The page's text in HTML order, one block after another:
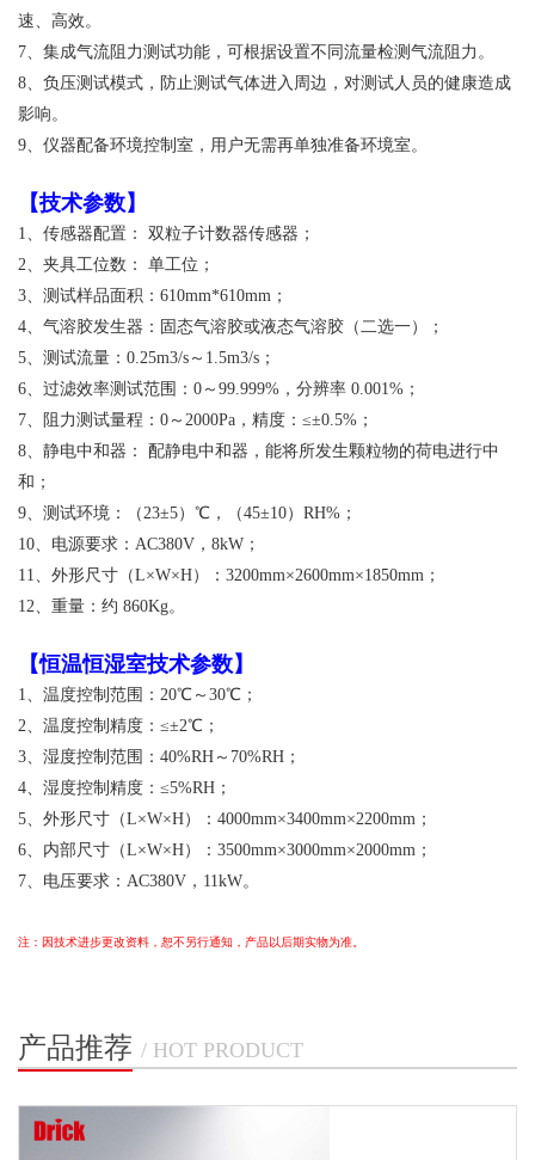
速、高效。
7、集成气流阻力测试功能，可根据设置不同流量检测气流阻力。
8、负压测试模式，防止测试气体进入周边，对测试人员的健康造成
影响。
9、仪器配备环境控制室，用户无需再单独准备环境室。
【技术参数】
1、传感器配置： 双粒子计数器传感器；
2、夹具工位数： 单工位；
3、测试样品面积：610mm*610mm；
4、气溶胶发生器：固态气溶胶或液态气溶胶（二选一）；
5、测试流量：0.25m3/s～1.5m3/s；
6、过滤效率测试范围：0～99.999%，分辨率 0.001%；
7、阻力测试量程：0～2000Pa，精度：≤±0.5%；
8、静电中和器： 配静电中和器，能将所发生颗粒物的荷电进行中
和；
9、测试环境：（23±5）℃，（45±10）RH%；
10、电源要求：AC380V，8kW；
11、外形尺寸（L×W×H）：3200mm×2600mm×1850mm；
12、重量：约 860Kg。
【恒温恒湿室技术参数】
1、温度控制范围：20℃～30℃；
2、温度控制精度：≤±2℃；
3、湿度控制范围：40%RH～70%RH；
4、湿度控制精度：≤5%RH；
5、外形尺寸（L×W×H）：4000mm×3400mm×2200mm；
6、内部尺寸（L×W×H）：3500mm×3000mm×2000mm；
7、电压要求：AC380V，11kW。
注：因技术进步更改资料，恕不另行通知，产品以后期实物为准。
产品推荐 / HOT PRODUCT